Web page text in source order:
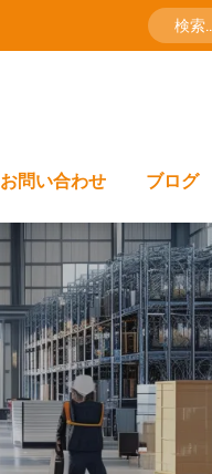
お問い合わせ ブログ